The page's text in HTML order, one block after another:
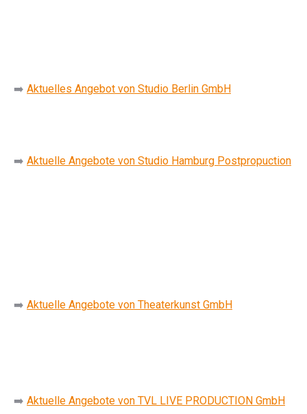
➡️ Aktuelles Angebot von Studio Berlin GmbH
➡️ Aktuelle Angebote von Studio Hamburg Postpropuction
➡️ Aktuelle Angebote von Theaterkunst GmbH
➡️ Aktuelle Angebote von TVL LIVE PRODUCTION GmbH